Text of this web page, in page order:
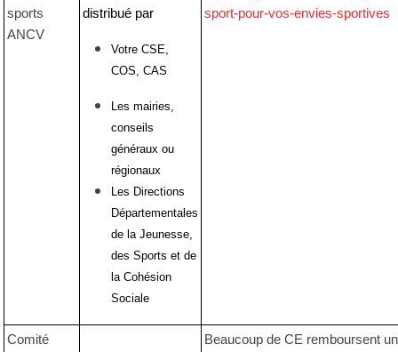
sports
ANCV
distribué par
Votre CSE,
COS, CAS
Les mairies,
conseils
généraux ou
régionaux
Les Directions
Départementales
de la Jeunesse,
des Sports et de
la Cohésion
Sociale
sport-pour-vos-envies-sportives
Comité
Beaucoup de CE remboursent